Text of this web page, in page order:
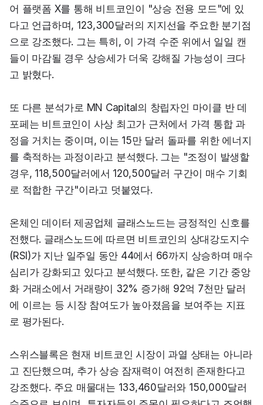
어 플랫폼 X를 통해 비트코인이 "상승 전용 모드"에 있
다고 언급하며, 123,300달러의 지지선을 주요한 분기점
으로 강조했다. 그는 특히, 이 가격 수준 위에서 일일 캔
들이 마감될 경우 상승세가 더욱 강해질 가능성이 크다
고 밝혔다.
또 다른 분석가로 MN Capital의 창립자인 마이클 반 데
포페는 비트코인이 사상 최고가 근처에서 가격 통합 과
정을 거치는 중이며, 이는 15만 달러 돌파를 위한 에너지
를 축적하는 과정이라고 분석했다. 그는 "조정이 발생할
경우, 118,500달러에서 120,500달러 구간이 매수 기회
로 적합한 구간"이라고 덧붙였다.
온체인 데이터 제공업체 글래스노드는 긍정적인 신호를
전했다. 글래스노드에 따르면 비트코인의 상대강도지수
(RSI)가 지난 일주일 동안 44에서 66까지 상승하며 매수
심리가 강화되고 있다고 분석했다. 또한, 같은 기간 중앙
화 거래소에서 거래량이 32% 증가해 92억 7천만 달러
에 이르는 등 시장 참여도가 높아졌음을 보여주는 지표
로 평가된다.
스위스블록은 현재 비트코인 시장이 과열 상태는 아니라
고 진단했으며, 추가 상승 잠재력이 여전히 존재한다고
강조했다. 주요 매물대는 133,460달러와 150,000달러